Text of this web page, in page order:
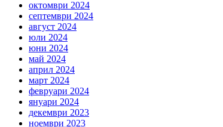
октомври 2024
септември 2024
август 2024
юли 2024
юни 2024
май 2024
април 2024
март 2024
февруари 2024
януари 2024
декември 2023
ноември 2023